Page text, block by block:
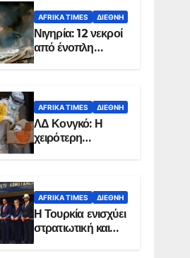
AFRIKA TIMES ΔΙΕΘΝΉ
Νιγηρία: 12 νεκροί
από ένοπλη
επίθεση σε χωριό
AFRIKA TIMES ΔΙΕΘΝΉ
ΛΔ Κονγκό: Η
χειρότερη
επιδημία Έμπολα
χώρας
AFRIKA TIMES ΔΙΕΘΝΉ
Η Τουρκία ενισχύει
στρατιωτική και
ενεργειακή